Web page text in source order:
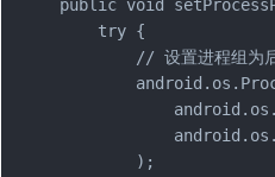
public void
    try {
// 设置进程组为
        );